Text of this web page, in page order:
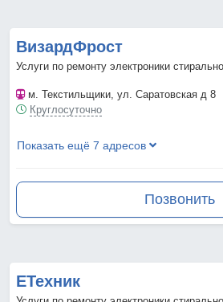
ВизардФрост
Услуги по ремонту электроники
м. Текстильщики, ул. Саратовская д 8
Круглосуточно
Показать ещё 7 адресов
Позвонить
ЕТехник